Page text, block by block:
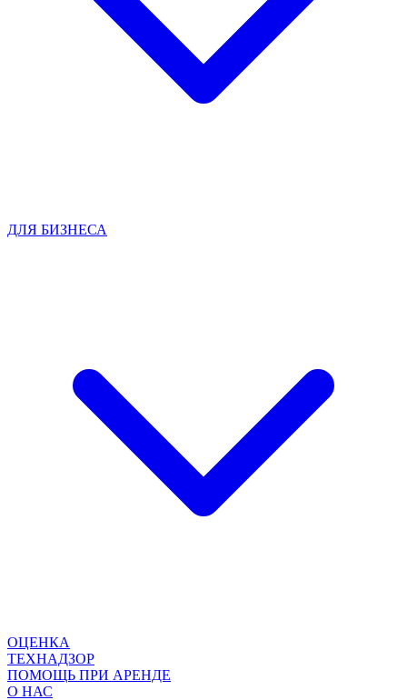
ДЛЯ БИЗНЕСА
ОЦЕНКА
ТЕХНАДЗОР
ПОМОЩЬ ПРИ АРЕНДЕ
О НАС